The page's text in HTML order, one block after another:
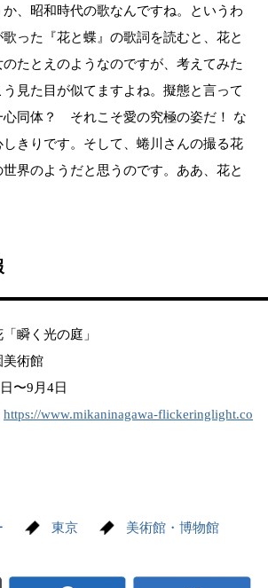
、昭和時代の歌なんですね。というわ
った『花と蝶』の歌詞を読むと、花と
たとえのようなのですが、考えてみた
見た目が似てますよね。擬態と言って
心同体？ それこそ愛の究極の姿だ！ な
きりです。そして、蜷川さんの撮る花
界のようだと思うのです。ああ、花と
瞬く光の庭」
美術館
〜9月4日
https://www.mikaninagawa-flickeringlight.co
東京 美術館・博物館